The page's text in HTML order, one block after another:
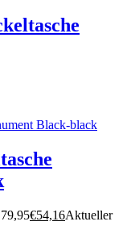
€54,16Aktueller